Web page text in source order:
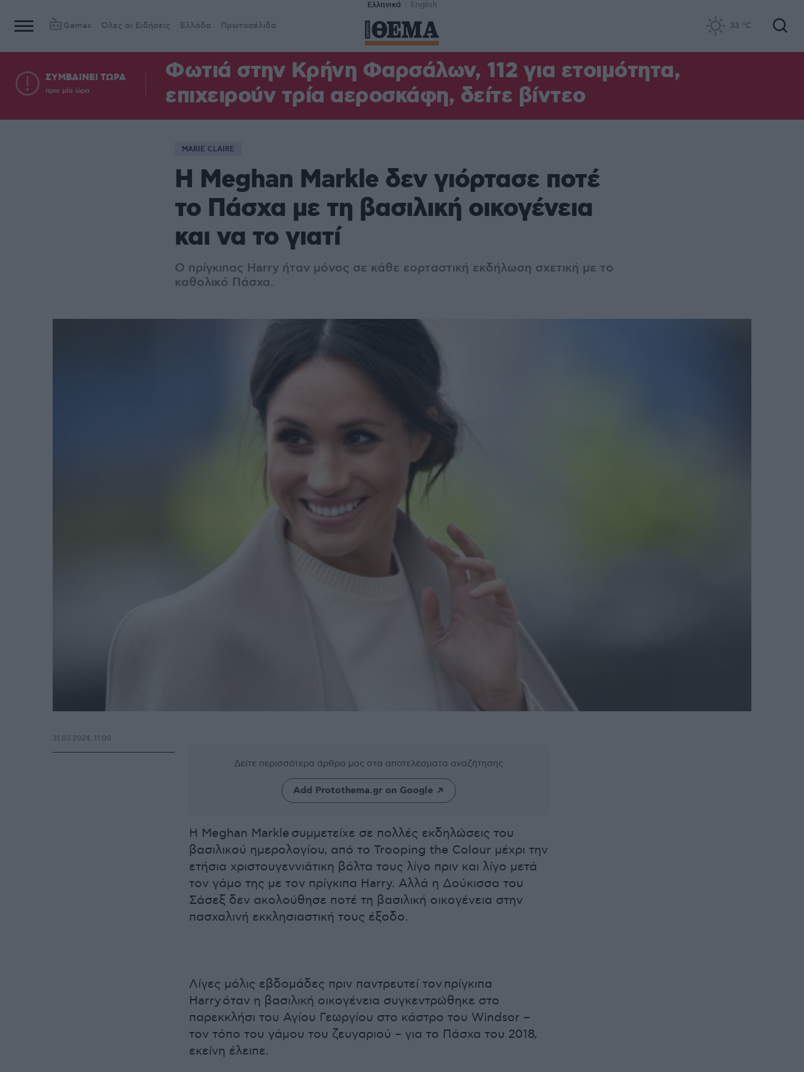
Ελληνικά English
Games Όλες οι Ειδήσεις Ελλάδα Πρωτοσέλιδα 33 °C
ΣΥΜΒΑΙΝΕΙ ΤΩΡΑ
πριν μία ώρα
Φωτιά στην Κρήνη Φαρσάλων, 112 για ετοιμότητα,
επιχειρούν τρία αεροσκάφη, δείτε βίντεο
MARIE CLAIRE
Η Meghan Markle δεν γιόρτασε ποτέ
το Πάσχα με τη βασιλική οικογένεια
και να το γιατί
Ο πρίγκιπας Harry ήταν μόνος σε κάθε εορταστική εκδήλωση σχετική με το
καθολικό Πάσχα.
Δείτε περισσότερα άρθρα μας στα αποτελέσματα αναζήτησης
Add Protothema.gr on Google
Η Meghan Markle συμμετείχε σε πολλές εκδηλώσεις του
βασιλικού ημερολογίου, από το Trooping the Colour μέχρι την
ετήσια χριστουγεννιάτικη βόλτα τους λίγο πριν και λίγο μετά
τον γάμο της με τον πρίγκιπα Harry. Aλλά η Δούκισσα του
Σάσεξ δεν ακολούθησε ποτέ τη βασιλική οικογένεια στην
πασχαλινή εκκλησιαστική τους έξοδο.
Λίγες μόλις εβδομάδες πριν παντρευτεί τον πρίγκιπα
Harry όταν η βασιλική οικογένεια συγκεντρώθηκε στο
παρεκκλήσι του Αγίου Γεωργίου στο κάστρο του Windsor –
τον τόπο του γάμου του ζευγαριού – για το Πάσχα του 2018,
εκείνη έλειπε.
31.03.2024, 11:00